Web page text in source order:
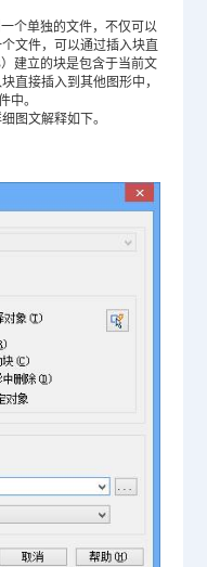
个单独的文件，不仅可以
文件，可以通过插入块直
建立的块是包含于当前文
直接插入到其他图形中，
中。
图文解释如下。